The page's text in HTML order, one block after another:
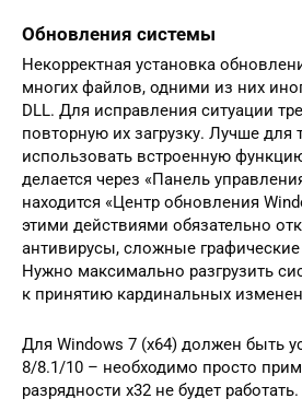
Обновления системы
Некорректная установка
многих файлов, одними из них
DLL. Для исправления ситуации
повторную их загрузку. Лучше для
использовать встроенную
делается через «Панель
находится «Центр обновления
этими действиями обязательно
антивирусы, сложные
Нужно максимально разгрузить
к принятию кардинальных
Для Windows 7 (x64) должен быть
8/8.1/10 – необходимо просто
разрядности x32 не будет работать.